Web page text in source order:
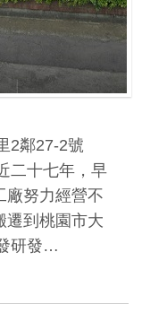
2鄰27-2號
二十七年，早
廠努力經營不
遷到桃園市大
研發…